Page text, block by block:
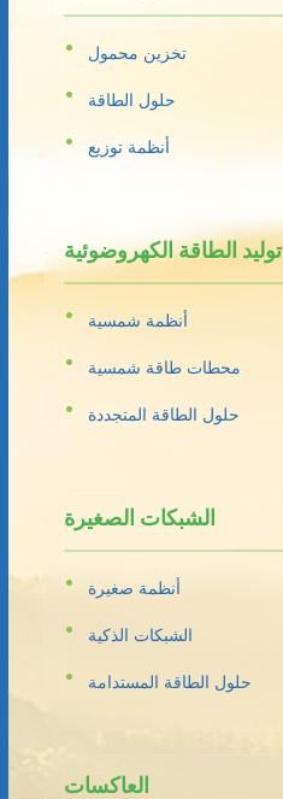
تخزين محمول
حلول الطاقة
أنظمة توزيع
توليد الطاقة الكهروضوئية
أنظمة شمسية
محطات طاقة شمسية
حلول الطاقة المتجددة
الشبكات الصغيرة
أنظمة صغيرة
الشبكات الذكية
حلول الطاقة المستدامة
العاكسات